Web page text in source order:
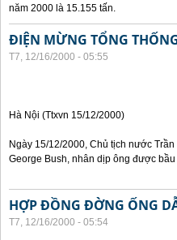
năm 2000 là 15.155 tấn.
ĐIỆN MỪNG TỔNG
T7, 12/16/2000 - 05:55
Hà Nội (Ttxvn 15/12/2000)
Ngày 15/12/2000, Chủ tịch nước
George Bush, nhân dịp ông được
HỢP ĐỒNG ĐỜNG ỐNG
T7, 12/16/2000 - 05:54